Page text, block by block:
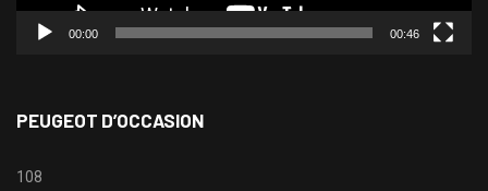
00:00 00:46
PEUGEOT D’OCCASION
108